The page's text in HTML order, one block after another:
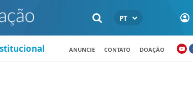
PT
ANUNCIE CONTATO DOAÇÃO